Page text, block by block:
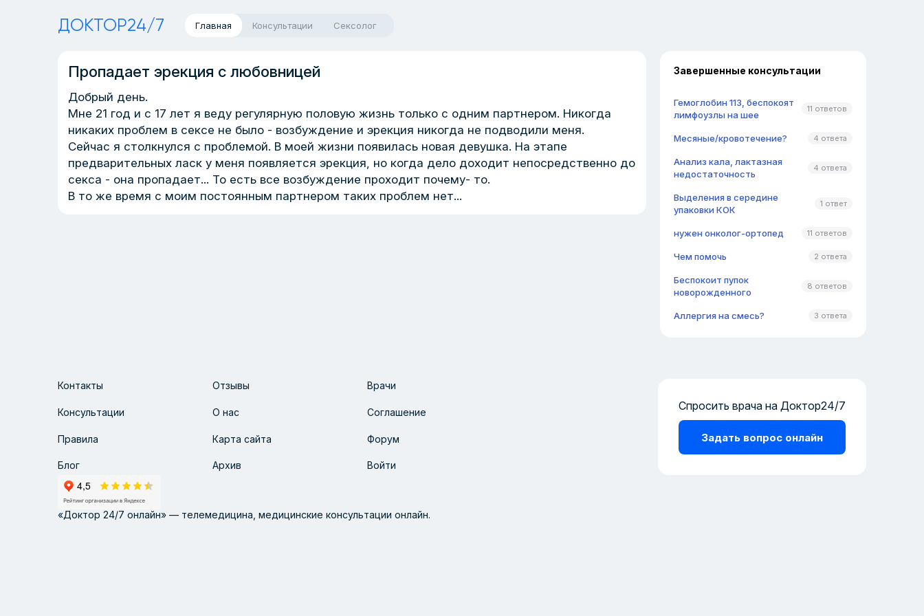
ДОКТОР24/7 Главная Консультации Сексолог
Пропадает эрекция с любовницей
Добрый день.
Мне 21 год и с 17 лет я веду регулярную половую жизнь только с одним партнером. Никогда
никаких проблем в сексе не было - возбуждение и эрекция никогда не подводили меня.
Сейчас я столкнулся с проблемой. В моей жизни появилась новая девушка. На этапе
предварительных ласк у меня появляется эрекция, но когда дело доходит непосредственно до
секса - она пропадает... То есть все возбуждение проходит почему- то.
В то же время с моим постоянным партнером таких проблем нет...
Завершенные консультации
Гемоглобин 113, беспокоят
лимфоузлы на шее
11 ответов
Месяные/кровотечение? 4 ответа
Анализ кала, лактазная
недостаточность
4 ответа
Выделения в середине
упаковки КОК
1 ответ
нужен онколог-ортопед 11 ответов
Чем помочь 2 ответа
Беспокоит пупок
новорожденного
8 ответов
Аллергия на смесь? 3 ответа
Контакты Отзывы Врачи
Консультации О нас Соглашение
Правила Карта сайта Форум
Блог Архив Войти
Спросить врача на Доктор24/7
Задать вопрос онлайн
«Доктор 24/7 онлайн» — телемедицина, медицинские консультации онлайн.